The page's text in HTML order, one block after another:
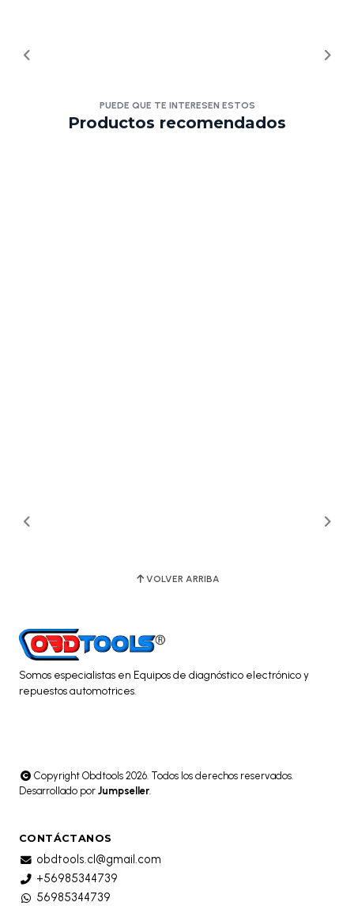
PUEDE QUE TE INTERESEN ESTOS
Productos recomendados
VOLVER ARRIBA
Somos especialistas en Equipos de diagnóstico electrónico y
repuestos automotrices.
Copyright Obdtools 2026. Todos los derechos reservados.
Desarrollado por Jumpseller
CONTÁCTANOS
obdtools.cl@gmail.com
+56985344739
56985344739